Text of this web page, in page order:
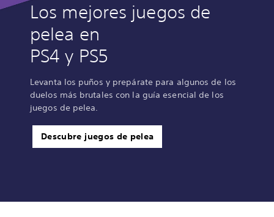
Los mejores juegos de
pelea en
PS4 y PS5
Levanta los puños y prepárate para algunos de los
duelos más brutales con la guía esencial de los
juegos de pelea.
Descubre juegos de pelea